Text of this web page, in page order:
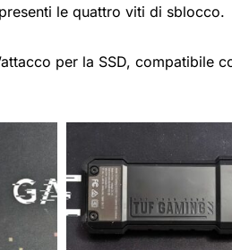
le quattro viti di sblocco.
per la SSD, compatibile